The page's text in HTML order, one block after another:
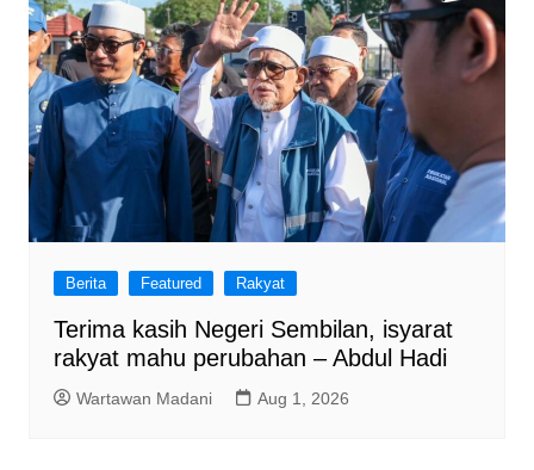
Berita Featured Rakyat
Terima kasih Negeri Sembilan, isyarat
rakyat mahu perubahan – Abdul Hadi
Wartawan Madani Aug 1, 2026